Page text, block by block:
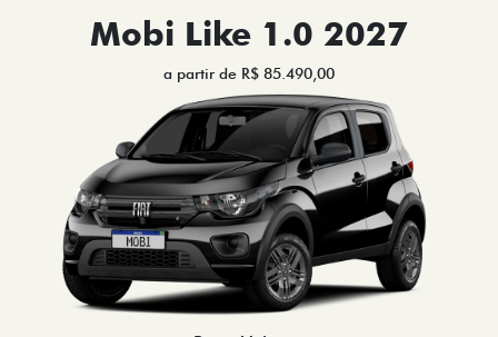
Mobi Like 1.0 2027
a partir de R$ 85.490,00